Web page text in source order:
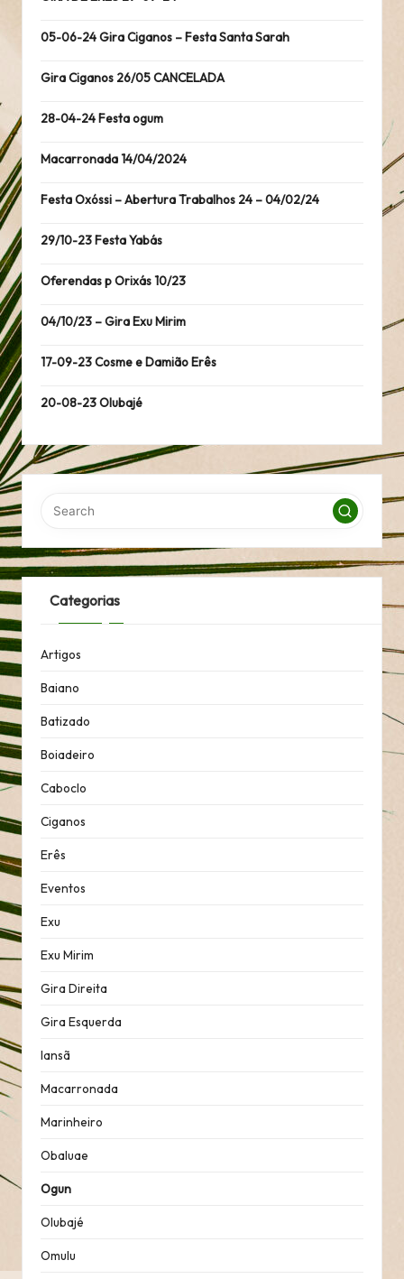
05-06-24 Gira Ciganos – Festa Santa Sarah
Gira Ciganos 26/05 CANCELADA
28-04-24 Festa ogum
Macarronada 14/04/2024
Festa Oxóssi – Abertura Trabalhos 24 – 04/02/24
29/10-23 Festa Yabás
Oferendas p Orixás 10/23
04/10/23 – Gira Exu Mirim
17-09-23 Cosme e Damião Erês
20-08-23 Olubajé
Categorias
Artigos
Baiano
Batizado
Boiadeiro
Caboclo
Ciganos
Erês
Eventos
Exu
Exu Mirim
Gira Direita
Gira Esquerda
Iansã
Macarronada
Marinheiro
Obaluae
Ogun
Olubajé
Omulu